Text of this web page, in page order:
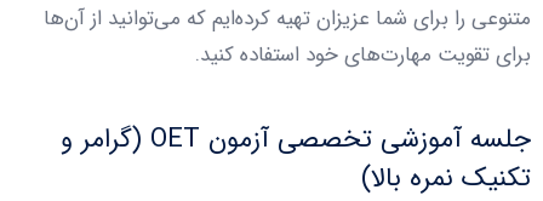
متنوعی را برای شما عزیزان تهیه کرده‌ایم که می‌توانید از آن‌ها
برای تقویت مهارت‌های خود استفاده کنید.
جلسه آموزشی تخصصی آزمون OET (گرامر و
تکنیک نمره بالا)